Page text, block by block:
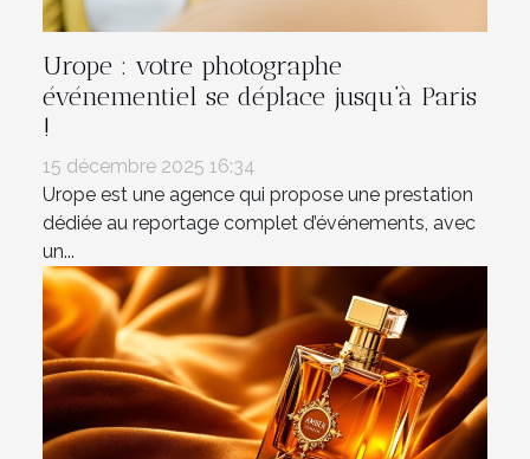
Urope : votre photographe
événementiel se déplace jusqu’à Paris
!
15 décembre 2025 16:34
Urope est une agence qui propose une prestation
dédiée au reportage complet d’événements, avec
un...